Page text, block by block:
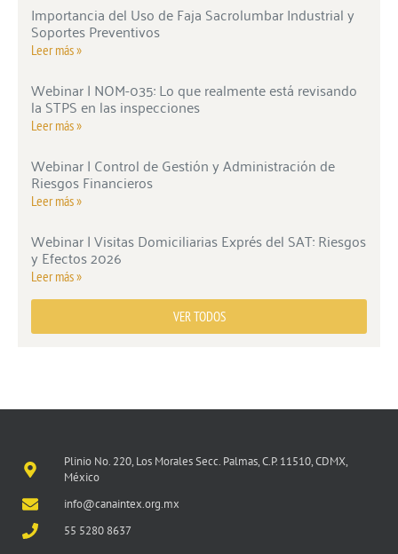
Importancia del Uso de Faja Sacrolumbar Industrial y
Soportes Preventivos
Leer más »
Webinar | NOM-035: Lo que realmente está revisando
la STPS en las inspecciones
Leer más »
Webinar | Control de Gestión y Administración de
Riesgos Financieros
Leer más »
Webinar | Visitas Domiciliarias Exprés del SAT: Riesgos
y Efectos 2026
Leer más »
VER TODOS
Plinio No. 220, Los Morales Secc. Palmas, C.P. 11510, CDMX,
México
info@canaintex.org.mx
55 5280 8637